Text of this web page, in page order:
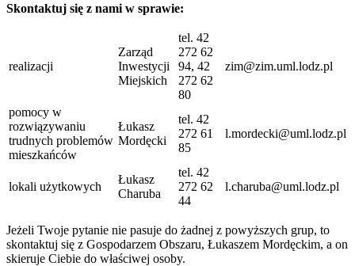
Skontaktuj się z nami w sprawie:
realizacji
Zarząd
Inwestycji
Miejskich
tel. 42
272 62
94, 42
272 62
80
zim@zim.uml.lodz.pl
pomocy w
rozwiązywaniu
trudnych problemów
mieszkańców
Łukasz
Mordęcki
tel. 42
272 61
85
l.mordecki@uml.lodz.pl
lokali użytkowych
Łukasz
Charuba
tel. 42
272 62
44
l.charuba@uml.lodz.pl
Jeżeli Twoje pytanie nie pasuje do żadnej z powyższych grup, to
skontaktuj się z Gospodarzem Obszaru, Łukaszem Mordęckim, a on
skieruje Ciebie do właściwej osoby.